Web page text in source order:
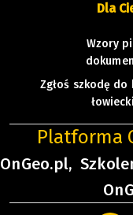
Dla
Wzory
Zgłoś szkodę do
Platforma
OnGeo.pl,